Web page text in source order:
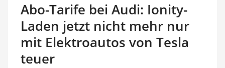
Abo-Tarife bei Audi: Ionity-
Laden jetzt nicht mehr nur
mit Elektroautos von Tesla
teuer